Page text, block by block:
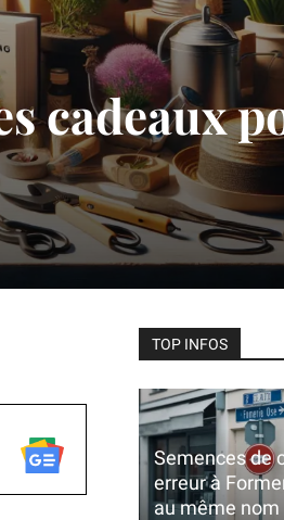
cadeaux
TOP INFOS
Semences de
erreur à
au même